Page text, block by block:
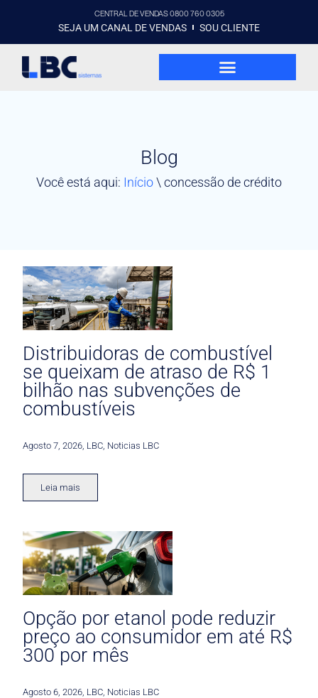
CENTRAL DE VENDAS 0800 760 0305
SEJA UM CANAL DE VENDAS SOU CLIENTE
Blog
Você está aqui: Início\ concessão de crédito
Distribuidoras de combustível
se queixam de atraso de R$ 1
bilhão nas subvenções de
combustíveis
Agosto 7, 2026 LBC Noticias LBC
Leia mais
Opção por etanol pode reduzir
preço ao consumidor em até R$
300 por mês
Agosto 6, 2026 LBC Noticias LBC